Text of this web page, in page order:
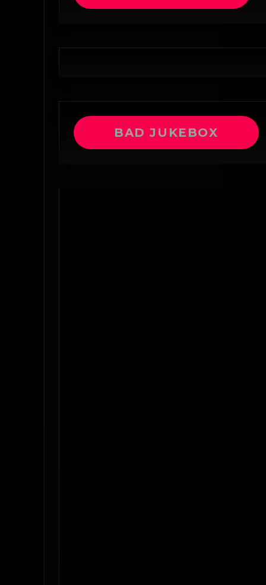
BAD JUKEBOX